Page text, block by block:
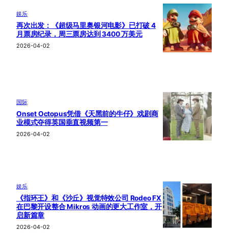
娱乐
再次出发：《超级马里奥银河电影》已打破 4
月票房纪录，周三票房达到 3400 万美元
2026-04-02
国际
Onset Octopus凭借《天黑前的牛仔》戏剧商
业模式夺得英国垂直视频第一
2026-04-02
娱乐
《指环王》和《沙丘》视觉特效公司 Rodeo FX
在巴黎开设整合 Mikros 动画的更大工作室，开
启新篇章
2026-04-02